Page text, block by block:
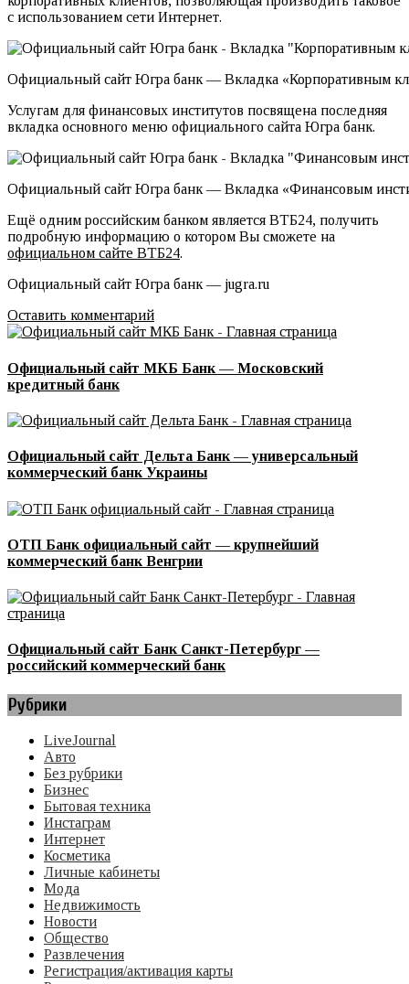
с использованием сети Интернет.
Официальный сайт Югра банк — Вкладка «Корпоративным
Услугам для финансовых институтов посвящена последняя
вкладка основного меню официального сайта Югра банк.
Официальный сайт Югра банк — Вкладка «Финансовым
Ещё одним российским банком является ВТБ24, получить
подробную информацию о котором Вы сможете на
официальном сайте ВТБ24.
Официальный сайт Югра банк — jugra.ru
Оставить комментарий
Официальный сайт МКБ Банк — Московский
кредитный банк
Официальный сайт Дельта Банк — универсальный
коммерческий банк Украины
ОТП Банк официальный сайт — крупнейший
коммерческий банк Венгрии
Официальный сайт Банк Санкт-Петербург —
российский коммерческий банк
Рубрики
LiveJournal
Авто
Без рубрики
Бизнес
Бытовая техника
Инстаграм
Интернет
Косметика
Личные кабинеты
Мода
Недвижимость
Новости
Общество
Развлечения
Регистрация/активация карты